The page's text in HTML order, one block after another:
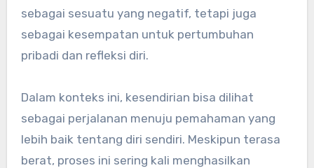
sebagai sesuatu yang negatif, tetapi juga
sebagai kesempatan untuk pertumbuhan
pribadi dan refleksi diri.
Dalam konteks ini, kesendirian bisa dilihat
sebagai perjalanan menuju pemahaman yang
lebih baik tentang diri sendiri. Meskipun terasa
berat, proses ini sering kali menghasilkan